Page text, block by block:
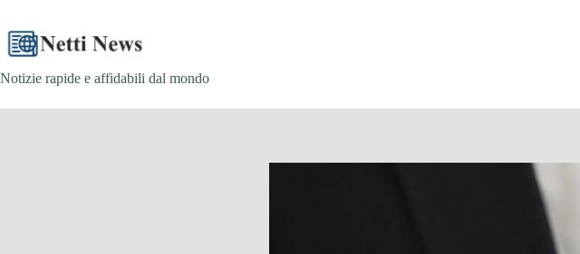
content
Notizie rapide e affidabili dal mondo